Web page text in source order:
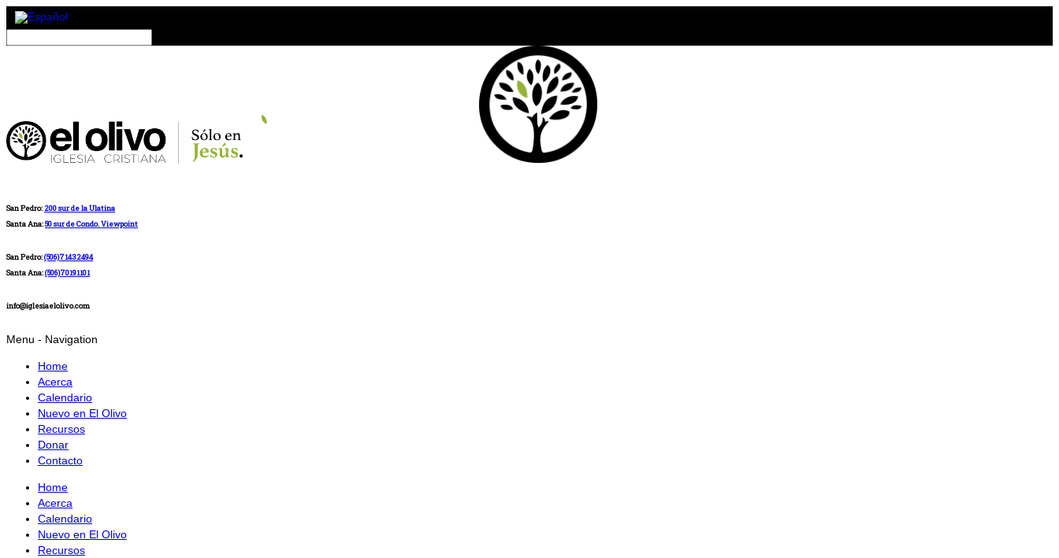
San Pedro: 200 sur de la Ulatina
Santa Ana:50 sur de Condo. Viewpoint
San Pedro:(506)71432494
Santa Ana:(506)70191101
info@iglesiaelolivo.com
Menu - Navigation
Home
Acerca
Calendario
Nuevo en El Olivo
Recursos
Donar
Contacto
Home
Acerca
Calendario
Nuevo en El Olivo
Recursos